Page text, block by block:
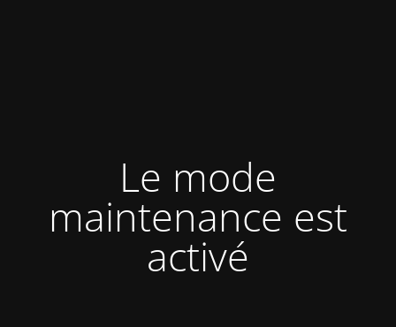
Le mode
maintenance est
activé